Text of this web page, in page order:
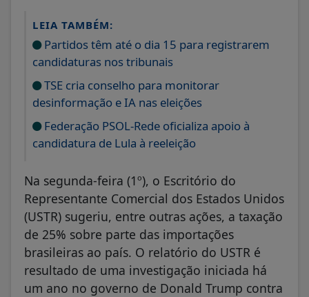
LEIA TAMBÉM:
Partidos têm até o dia 15 para registrarem
candidaturas nos tribunais
TSE cria conselho para monitorar
desinformação e IA nas eleições
Federação PSOL-Rede oficializa apoio à
candidatura de Lula à reeleição
Na segunda-feira (1º), o Escritório do
Representante Comercial dos Estados Unidos
(USTR) sugeriu, entre outras ações, a taxação
de 25% sobre parte das importações
brasileiras ao país. O relatório do USTR é
resultado de uma investigação iniciada há
um ano no governo de Donald Trump contra